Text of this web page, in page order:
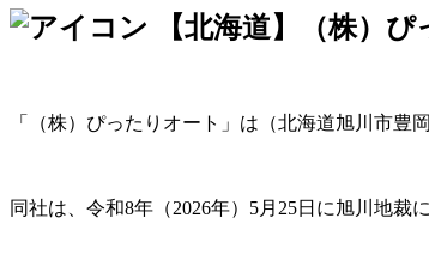
【北海道】（株）
「（株）ぴったりオート」は（北海道旭川市豊
同社は、令和8年（2026年）5月25日に旭川地裁